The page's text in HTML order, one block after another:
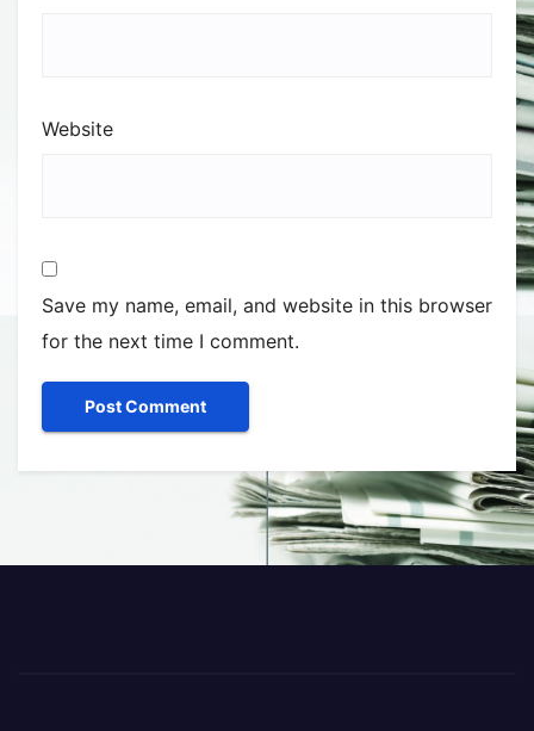
Website
Save my name, email, and website in this browser
for the next time I comment.